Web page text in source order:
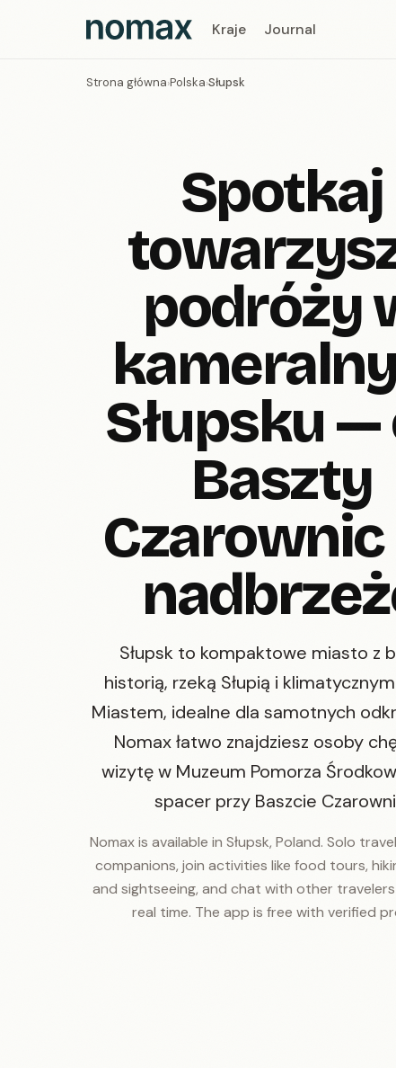
Kraje Journal
Strona główna›Polska›Słupsk
Spotkaj
podróży
Słupsku —
Baszty
Czarownic
Słupsk to kompaktowe miasto z
historią, rzeką Słupią i
Miastem, idealne dla samotnych
Nomax łatwo znajdziesz osoby
wizytę w Muzeum Pomorza
spacer przy Baszcie
Nomax is available in Słupsk, Poland. Solo
companions, join activities like food tours,
and sightseeing, and chat with other travelers
real time. The app is free with verified